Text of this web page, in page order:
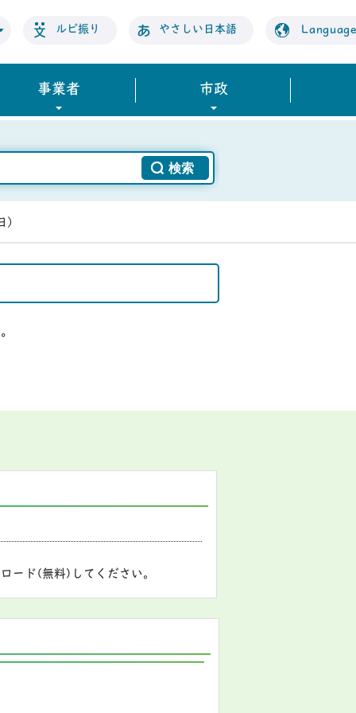
ルビ振り やさしい日本語 Language
事業者 市政
ード(無料)してください。